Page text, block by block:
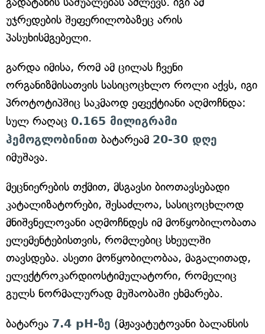
უჯრედების შეფერილობაზეც არის
პასუხისმგებელი.
გარდა იმისა, რომ ამ ცილას ჩვენი
ორგანიზმისათვის სასიცოცხლო როლი აქვს, იგი
პროტოტიპშიც საკმაოდ ეფექტიანი აღმოჩნდა:
სულ რაღაც 0.165 მილიგრამი
ჰემოგლობინით ბატარეამ 20-30 დღე
იმუშავა.
მეცნიერების თქმით, მსგავსი ბიოთავსებადი
კატალიზატორები, შესაძლოა, სასიცოცხლოდ
მნიშვნელოვანი აღმოჩნდეს იმ მოწყობილობათა
ელემენტებისთვის, რომლებიც სხეულში
თავსდება. ასეთი მოწყობილობაა, მაგალითად,
ელექტროკარდიოსტიმულატორი, რომელიც
გულს ნორმალურად მუშაობაში ეხმარება.
ბატარეა 7.4 pH-ზე (მჟავატუტოვანი ბალანსის